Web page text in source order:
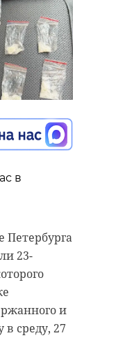
в
Петербурга
23-
и
в среду, 27